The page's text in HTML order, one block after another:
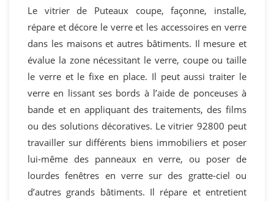
Le vitrier de Puteaux coupe, façonne, installe,
répare et décore le verre et les accessoires en verre
dans les maisons et autres bâtiments. Il mesure et
évalue la zone nécessitant le verre, coupe ou taille
le verre et le fixe en place. Il peut aussi traiter le
verre en lissant ses bords à l’aide de ponceuses à
bande et en appliquant des traitements, des films
ou des solutions décoratives. Le vitrier 92800 peut
travailler sur différents biens immobiliers et poser
lui-même des panneaux en verre, ou poser de
lourdes fenêtres en verre sur des gratte-ciel ou
d’autres grands bâtiments. Il répare et entretient